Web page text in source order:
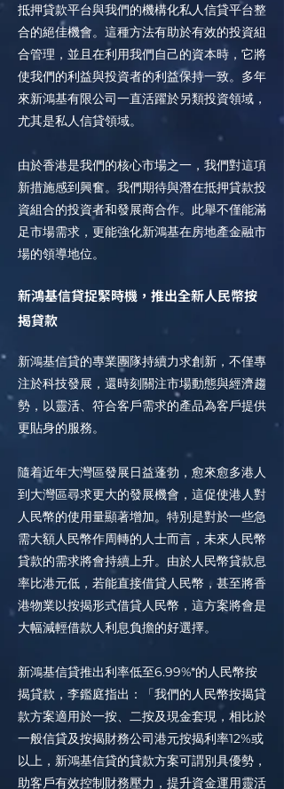
抵押貸款平台與我們的機構化私人信貸平台整
合的絕佳機會。這種方法有助於有效的投資組
合管理，並且在利用我們自己的資本時，它將
使我們的利益與投資者的利益保持一致。多年
來新鴻基有限公司一直活躍於另類投資領域，
尤其是私人信貸領域。
由於香港是我們的核心市場之一，我們對這項
新措施感到興奮。我們期待與潛在抵押貸款投
資組合的投資者和發展商合作。此舉不僅能滿
足市場需求，更能強化新鴻基在房地產金融市
場的領導地位。
新鴻基信貸捉緊時機，推出全新人民幣按
揭貸款
新鴻基信貸的專業團隊持續力求創新，不僅專
注於科技發展，還時刻關注市場動態與經濟趨
勢，以靈活、符合客戶需求的產品為客戶提供
更貼身的服務。
隨着近年大灣區發展日益蓬勃，愈來愈多港人
到大灣區尋求更大的發展機會，這促使港人對
人民幣的使用量顯著增加。特別是對於一些急
需大額人民幣作周轉的人士而言，未來人民幣
貸款的需求將會持續上升。由於人民幣貸款息
率比港元低，若能直接借貸人民幣，甚至將香
港物業以按揭形式借貸人民幣，這方案將會是
大幅減輕借款人利息負擔的好選擇。
新鴻基信貸推出利率低至6.99%*的人民幣按
揭貸款，李鑑庭指出：「我們的人民幣按揭貸
款方案適用於一按、二按及現金套現，相比於
一般信貸及按揭財務公司港元按揭利率12%或
以上，新鴻基信貸的貸款方案可謂別具優勢，
助客戶有效控制財務壓力，提升資金運用靈活